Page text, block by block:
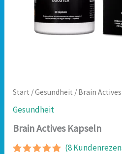
Start /Gesundheit / Brain
Gesundheit
Brain Actives Kapseln
(8